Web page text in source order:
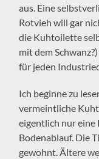
aus. Eine
Rotvieh will gar
die Kuhtoilette
mit dem
für jeden
Ich beginne zu
vermeintliche
eigentlich nur eine
Bodenablauf. Die
gewohnt. Ältere